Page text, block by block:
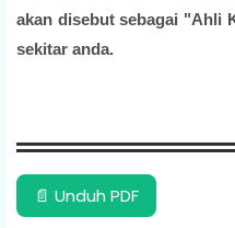
akan disebut sebagai "Ahli
sekitar anda.
📄 Unduh PDF